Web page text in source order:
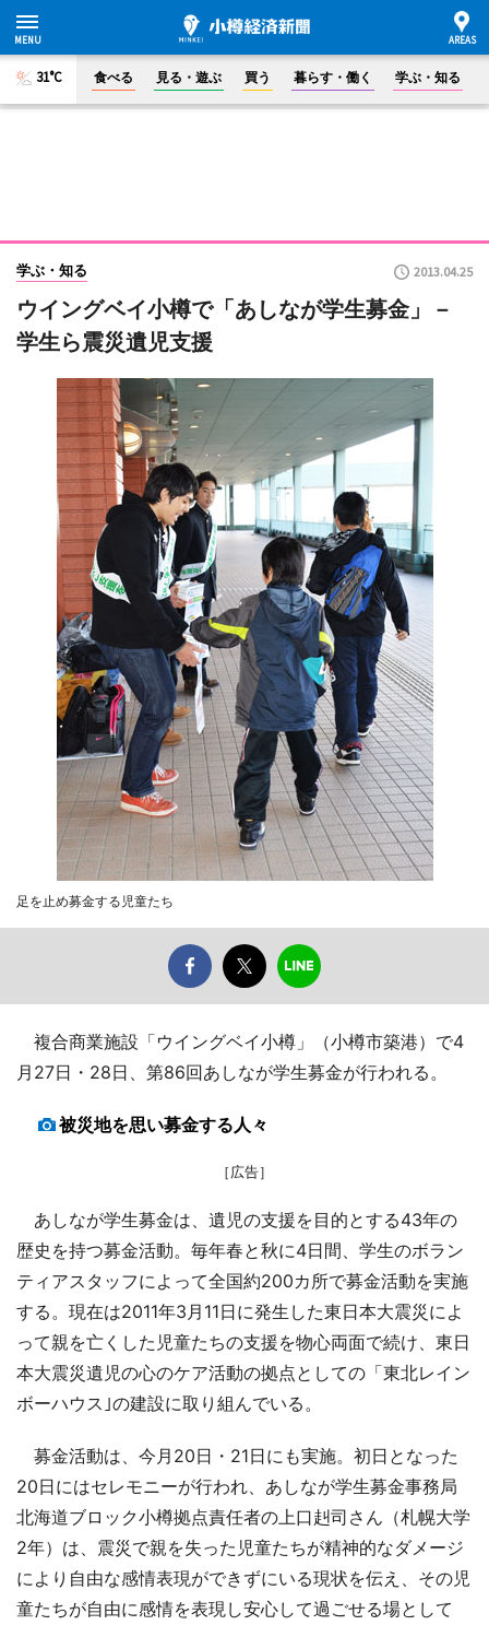
31°C 食べる 見る・遊ぶ 買う 暮らす・働く 学ぶ・知る
学ぶ・知る 2013.04.25
ウイングベイ小樽で「あしなが学生募金」－
学生ら震災遺児支援
足を止め募金する児童たち
複合商業施設「ウイングベイ小樽」（小樽市築港）で4
月27日・28日、第86回あしなが学生募金が行われる。
被災地を思い募金する人々
［広告］
あしなが学生募金は、遺児の支援を目的とする43年の
歴史を持つ募金活動。毎年春と秋に4日間、学生のボラン
ティアスタッフによって全国約200カ所で募金活動を実施
する。現在は2011年3月11日に発生した東日本大震災によ
って親を亡くした児童たちの支援を物心両面で続け、東日
本大震災遺児の心のケア活動の拠点としての「東北レイン
ボーハウス｣の建設に取り組んでいる。
募金活動は、今月20日・21日にも実施。初日となった
20日にはセレモニーが行われ、あしなが学生募金事務局
北海道ブロック小樽拠点責任者の上口赳司さん（札幌大学
2年）は、震災で親を失った児童たちが精神的なダメージ
により自由な感情表現ができずにいる現状を伝え、その児
童たちが自由に感情を表現し安心して過ごせる場として